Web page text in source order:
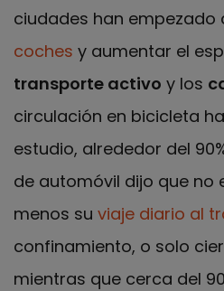
ciudades han empezado
coches y aumentar el
transporte activo y los
circulación en bicicleta
estudio, alrededor del
de automóvil dijo que no
menos su viaje diario al
confinamiento, o solo
mientras que cerca del